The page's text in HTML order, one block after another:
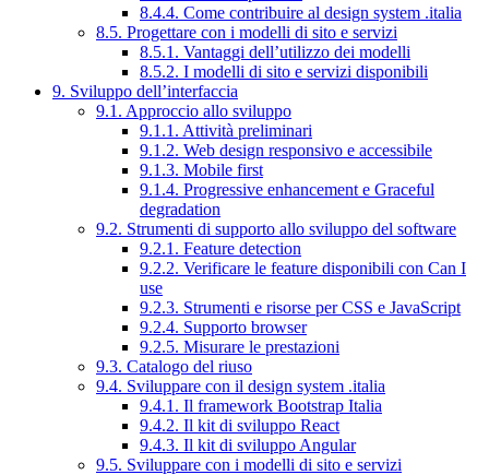
8.4.4. Come contribuire al design system .italia
8.5. Progettare con i modelli di sito e servizi
8.5.1. Vantaggi dell’utilizzo dei modelli
8.5.2. I modelli di sito e servizi disponibili
9. Sviluppo dell’interfaccia
9.1. Approccio allo sviluppo
9.1.1. Attività preliminari
9.1.2. Web design responsivo e accessibile
9.1.3. Mobile first
9.1.4. Progressive enhancement e Graceful
degradation
9.2. Strumenti di supporto allo sviluppo del software
9.2.1. Feature detection
9.2.2. Verificare le feature disponibili con Can I
use
9.2.3. Strumenti e risorse per CSS e JavaScript
9.2.4. Supporto browser
9.2.5. Misurare le prestazioni
9.3. Catalogo del riuso
9.4. Sviluppare con il design system .italia
9.4.1. Il framework Bootstrap Italia
9.4.2. Il kit di sviluppo React
9.4.3. Il kit di sviluppo Angular
9.5. Sviluppare con i modelli di sito e servizi